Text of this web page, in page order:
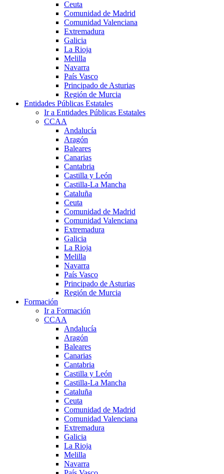
Ceuta
Comunidad de Madrid
Comunidad Valenciana
Extremadura
Galicia
La Rioja
Melilla
Navarra
País Vasco
Principado de Asturias
Región de Murcia
Entidades Públicas Estatales
Ir a Entidades Públicas Estatales
CCAA
Andalucía
Aragón
Baleares
Canarias
Cantabria
Castilla y León
Castilla-La Mancha
Cataluña
Ceuta
Comunidad de Madrid
Comunidad Valenciana
Extremadura
Galicia
La Rioja
Melilla
Navarra
País Vasco
Principado de Asturias
Región de Murcia
Formación
Ir a Formación
CCAA
Andalucía
Aragón
Baleares
Canarias
Cantabria
Castilla y León
Castilla-La Mancha
Cataluña
Ceuta
Comunidad de Madrid
Comunidad Valenciana
Extremadura
Galicia
La Rioja
Melilla
Navarra